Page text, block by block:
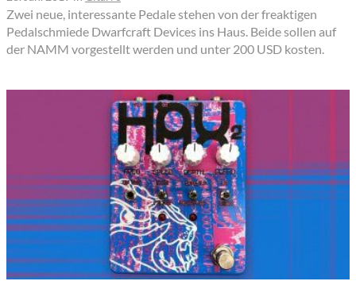
Zwei neue, interessante Pedale stehen von der freaktigen
Pedalschmiede Dwarfcraft Devices ins Haus. Beide sollen auf
der NAMM vorgestellt werden und unter 200 USD kosten.